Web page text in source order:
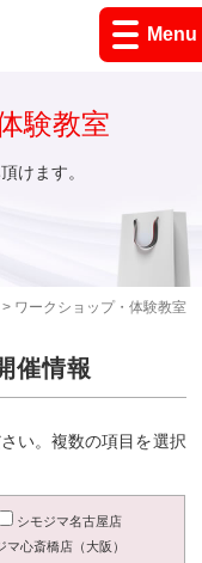
Menu
> ワークショップ・体験教室
験教室
けます。
催情報
い。複数の項目を選択
シモジマ名古屋店
マ心斎橋店（大阪）